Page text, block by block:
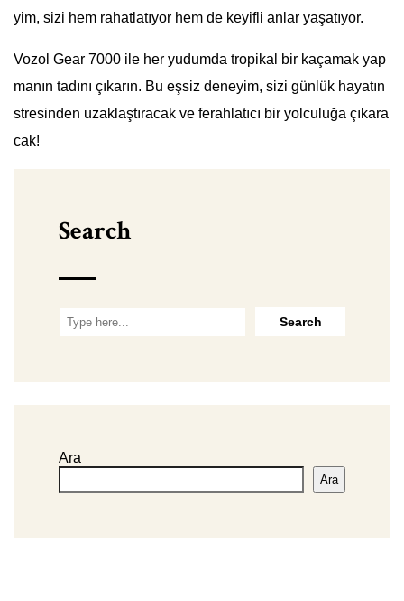
yim, sizi hem rahatlatıyor hem de keyifli anlar yaşatıyor.
Vozol Gear 7000 ile her yudumda tropikal bir kaçamak yap
manın tadını çıkarın. Bu eşsiz deneyim, sizi günlük hayatın
stresinden uzaklaştıracak ve ferahlatıcı bir yolculuğa çıkara
cak!
Search
Ara
Ara